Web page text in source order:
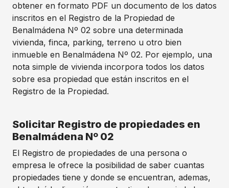
obtener en formato PDF un documento de los datos
inscritos en el Registro de la Propiedad de
Benalmádena Nº 02 sobre una determinada
vivienda, finca, parking, terreno u otro bien
inmueble en Benalmádena Nº 02. Por ejemplo, una
nota simple de vivienda incorpora todos los datos
sobre esa propiedad que están inscritos en el
Registro de la Propiedad.
Solicitar Registro de propiedades en
Benalmádena Nº 02
El Registro de propiedades de una persona o
empresa le ofrece la posibilidad de saber cuantas
propiedades tiene y donde se encuentran, ademas,